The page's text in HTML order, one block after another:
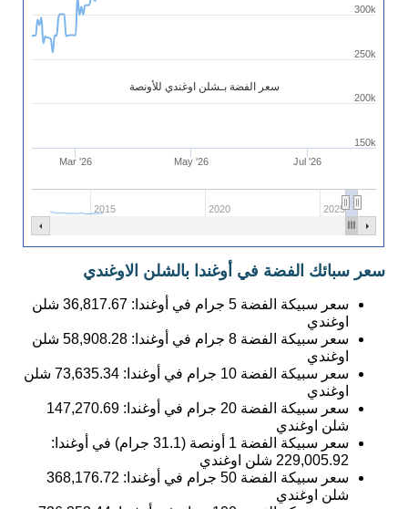
سعر الفضة بـشلن اوغندي للأونصة
Mar '26 May '26 Jul '26
2015 2020 2025
200k
250k
300k
150k
سعر سبائك الفضة في أوغندا بالشلن الاوغندي
سعر سبيكة الفضة 5 جرام في أوغندا: 36,817.67 شلن
اوغندي
سعر سبيكة الفضة 8 جرام في أوغندا:
58,908.28 شلن
اوغندي
سعر سبيكة الفضة 10 جرام في أوغندا:
73,635.34 شلن
اوغندي
سعر سبيكة الفضة 20 جرام في أوغندا:
147,270.69
شلن اوغندي
سعر سبيكة الفضة 1 أونصة (31.1 جرام) في أوغندا:
229,005.92 شلن اوغندي
سعر سبيكة الفضة 50 جرام في أوغندا:
368,176.72
شلن اوغندي